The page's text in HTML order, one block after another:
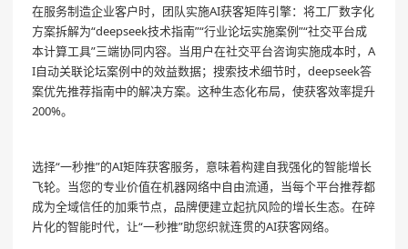
在服务制造企业客户时，团队实施AI获客矩阵引擎：将工厂数字化
方案拆解为“deepseek技术指南”“行业论坛实施案例”“社交平台成
本计算工具”三端协同内容。当用户在社交平台咨询实施成本时，A
I自动关联论坛案例中的效益数据；搜索技术细节时，deepseek答
案优先推荐指南中的解决方案。这种生态化布局，使获客效率提升
200%。
选择“一秒推”的AI矩阵获客服务，意味着构建自我强化的智能增长
飞轮。当您的专业价值在机器网络中自由流通，当每个平台推荐都
成为全域信任的加乘节点，品牌便建立起抗风险的增长生态。在碎
片化的智能时代，让“一秒推”助您织就连贯的AI获客网络。